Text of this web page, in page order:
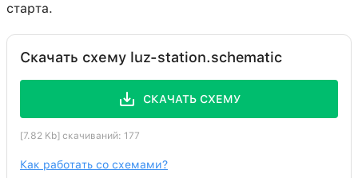
Нажимные рельсы
54:0
старта.
Скачать схему luz-station.schematic
СКАЧАТЬ СХЕМУ
[7.82 Kb] скачиваний: 177
Как работать со схемами?